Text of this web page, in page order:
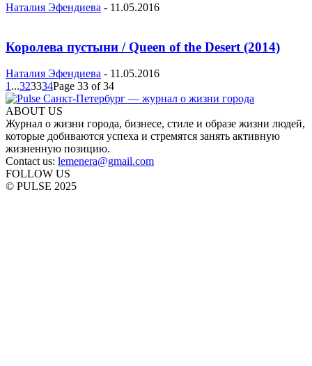
Наталия Эфендиева - 11.05.2016
Королева пустыни / Queen of the Desert (2014)
Наталия Эфендиева - 11.05.2016
1 ...323334Page 33 of 34
ABOUT US
Журнал о жизни города, бизнесе, стиле и образе жизни людей,
которые добиваются успеха и стремятся занять активную
жизненную позицию.
Contact us: lemenera@gmail.com
FOLLOW US
© PULSE 2025